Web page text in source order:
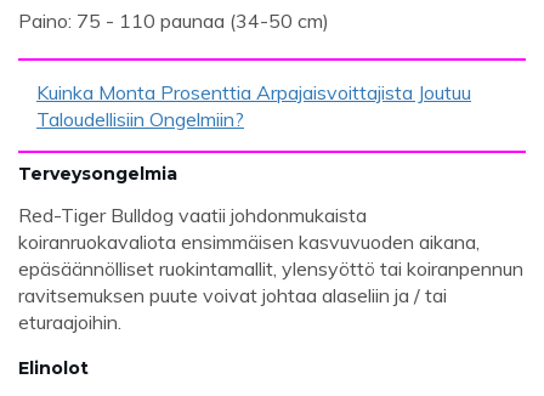
Paino: 75 - 110 paunaa (34-50 cm)
Kuinka Monta Prosenttia Arpajaisvoittajista Joutuu
Taloudellisiin Ongelmiin?
Terveysongelmia
Red-Tiger Bulldog vaatii johdonmukaista
koiranruokavaliota ensimmäisen kasvuvuoden aikana,
epäsäännölliset ruokintamallit, ylensyöttö tai koiranpennun
ravitsemuksen puute voivat johtaa alaseliin ja / tai
eturaajoihin.
Elinolot